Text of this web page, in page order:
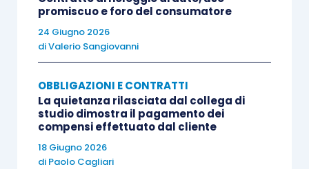
rapporti cointestati fossero di esclusiva
appartenenza del defunto e condannava Caia a
versare alla massa ereditaria quanto
illegittimamente prelevato.
Caia e Mevia proponevano appello, contestando la
ricostruzione del Tribunale. Per quanto qui
interessa, sostenevano che la metà delle somme
promiscuo e foro del consumatore
24 Giugno 2026
diValerio Sangiovanni
OBBLIGAZIONI E CONTRATTI
La quietanza rilasciata dal collega di
studio dimostra il pagamento dei
compensi effettuato dal cliente
18 Giugno 2026
di Paolo Cagliari